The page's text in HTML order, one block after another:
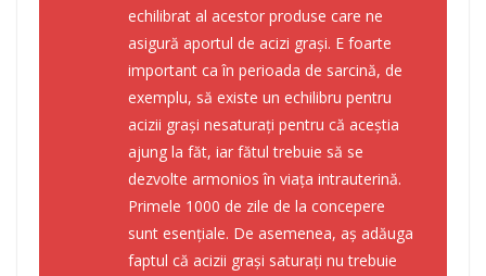
echilibrat al acestor produse care ne
asigură aportul de acizi grași. E foarte
important ca în perioada de sarcină, de
exemplu, să existe un echilibru pentru
acizii grași nesaturați pentru că aceștia
ajung la făt, iar fătul trebuie să se
dezvolte armonios în viața intrauterină.
Primele 1000 de zile de la concepere
sunt esențiale. De asemenea, aș adăuga
faptul că acizii grași saturați nu trebuie